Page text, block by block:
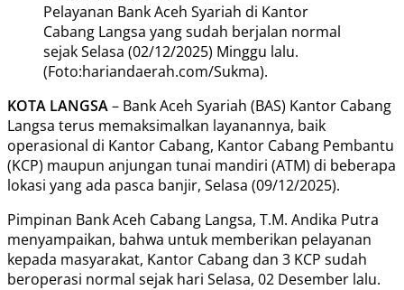
Pelayanan Bank Aceh Syariah di Kantor
Cabang Langsa yang sudah berjalan normal
sejak Selasa (02/12/2025) Minggu lalu.
(Foto:hariandaerah.com/Sukma).
KOTA LANGSA– Bank Aceh Syariah (BAS) Kantor Cabang
Langsa terus memaksimalkan layanannya, baik
operasional di Kantor Cabang, Kantor Cabang Pembantu
(KCP) maupun anjungan tunai mandiri (ATM) di beberapa
lokasi yang ada pasca banjir, Selasa (09/12/2025).
Pimpinan Bank Aceh Cabang Langsa, T.M. Andika Putra
menyampaikan, bahwa untuk memberikan pelayanan
kepada masyarakat, Kantor Cabang dan 3 KCP sudah
beroperasi normal sejak hari Selasa, 02 Desember lalu.